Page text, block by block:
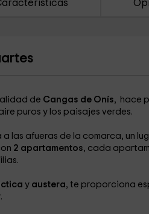
de Cangas de Onís, hace
puros y los paisajes verdes.
las afueras de la comarca, un
2 apartamentos, cada
y austera, te proporciona